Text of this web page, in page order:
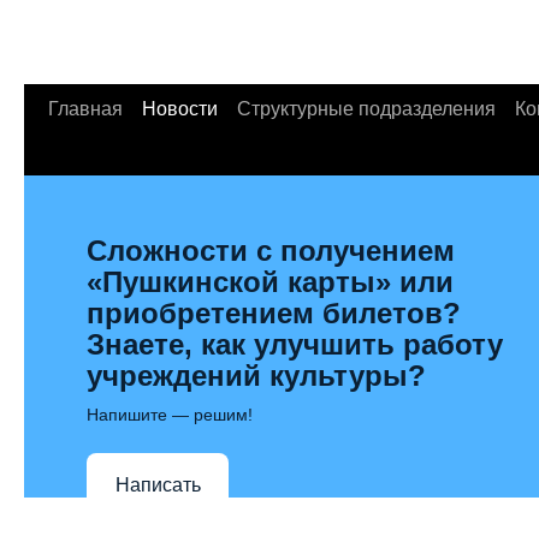
Главная Новости Структурные подразделения
Сложности с получением
«Пушкинской карты» или
приобретением билетов?
Знаете, как улучшить работу
учреждений культуры?
Напишите — решим!
Написать